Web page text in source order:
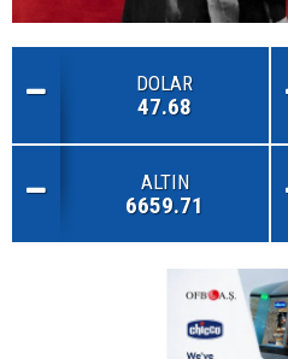
DOLAR
47.68
ALTIN
6659.71